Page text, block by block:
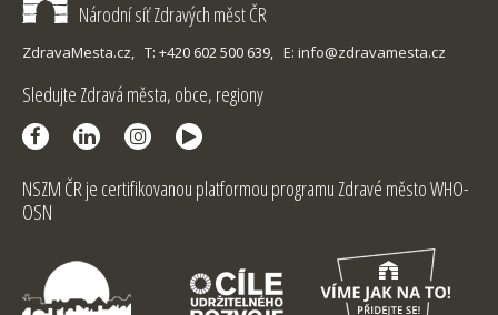
Národní síť Zdravých měst ČR
ZdravaMesta.cz, T: +420 602 500 639, E: info@zdravamesta.cz
Sledujte Zdravá města, obce, regiony
NSZM ČR je certifikovanou platformou programu Zdravé město WHO-
OSN